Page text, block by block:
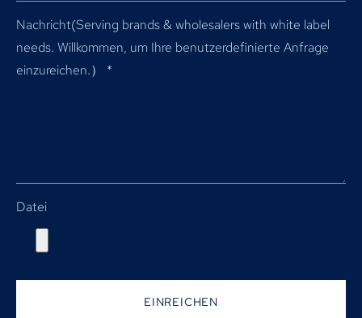
Nachricht(Serving brands & wholesalers with white label
needs. Willkommen, um Ihre benutzerdefinierte Anfrage
einzureichen.）
*
Datei
EINREICHEN